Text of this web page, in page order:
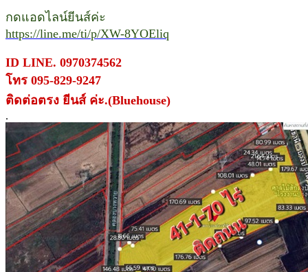
กดแอดไลน์ยีนส์ค่ะ
https://line.me/ti/p/XW-8YOEliq
ID LINE. 0970374562
โทร 095-829-9247
ติดต่อตรง ยีนส์ ค่ะ.(Bluehouse)
.